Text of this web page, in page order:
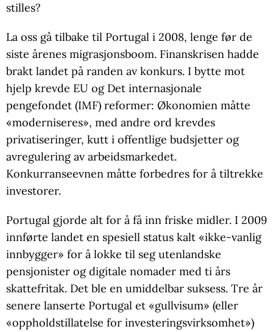
stilles?
La oss gå tilbake til Portugal i 2008, lenge før de
siste årenes migrasjonsboom. Finanskrisen hadde
brakt landet på randen av konkurs. I bytte mot
hjelp krevde EU og Det internasjonale
pengefondet (IMF) reformer: Økonomien måtte
«moderniseres», med andre ord krevdes
privatiseringer, kutt i offentlige budsjetter og
avregulering av arbeidsmarkedet.
Konkurranseevnen måtte forbedres for å tiltrekke
investorer.
Portugal gjorde alt for å få inn friske midler. I 2009
innførte landet en spesiell status kalt «ikke-vanlig
innbygger» for å lokke til seg utenlandske
pensjonister og digitale nomader med ti års
skattefritak. Det ble en umiddelbar suksess. Tre år
senere lanserte Portugal et «gullvisum» (eller
«oppholdstillatelse for investeringsvirksomhet»)